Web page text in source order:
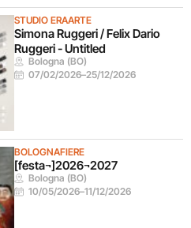
STUDIO ERAARTE
Simona Ruggeri / Felix Dario
Ruggeri - Untitled
Bologna (BO)
07/02/2026–25/12/2026
BOLOGNAFIERE
[festa¬]2026¬2027
Bologna (BO)
10/05/2026–11/12/2026